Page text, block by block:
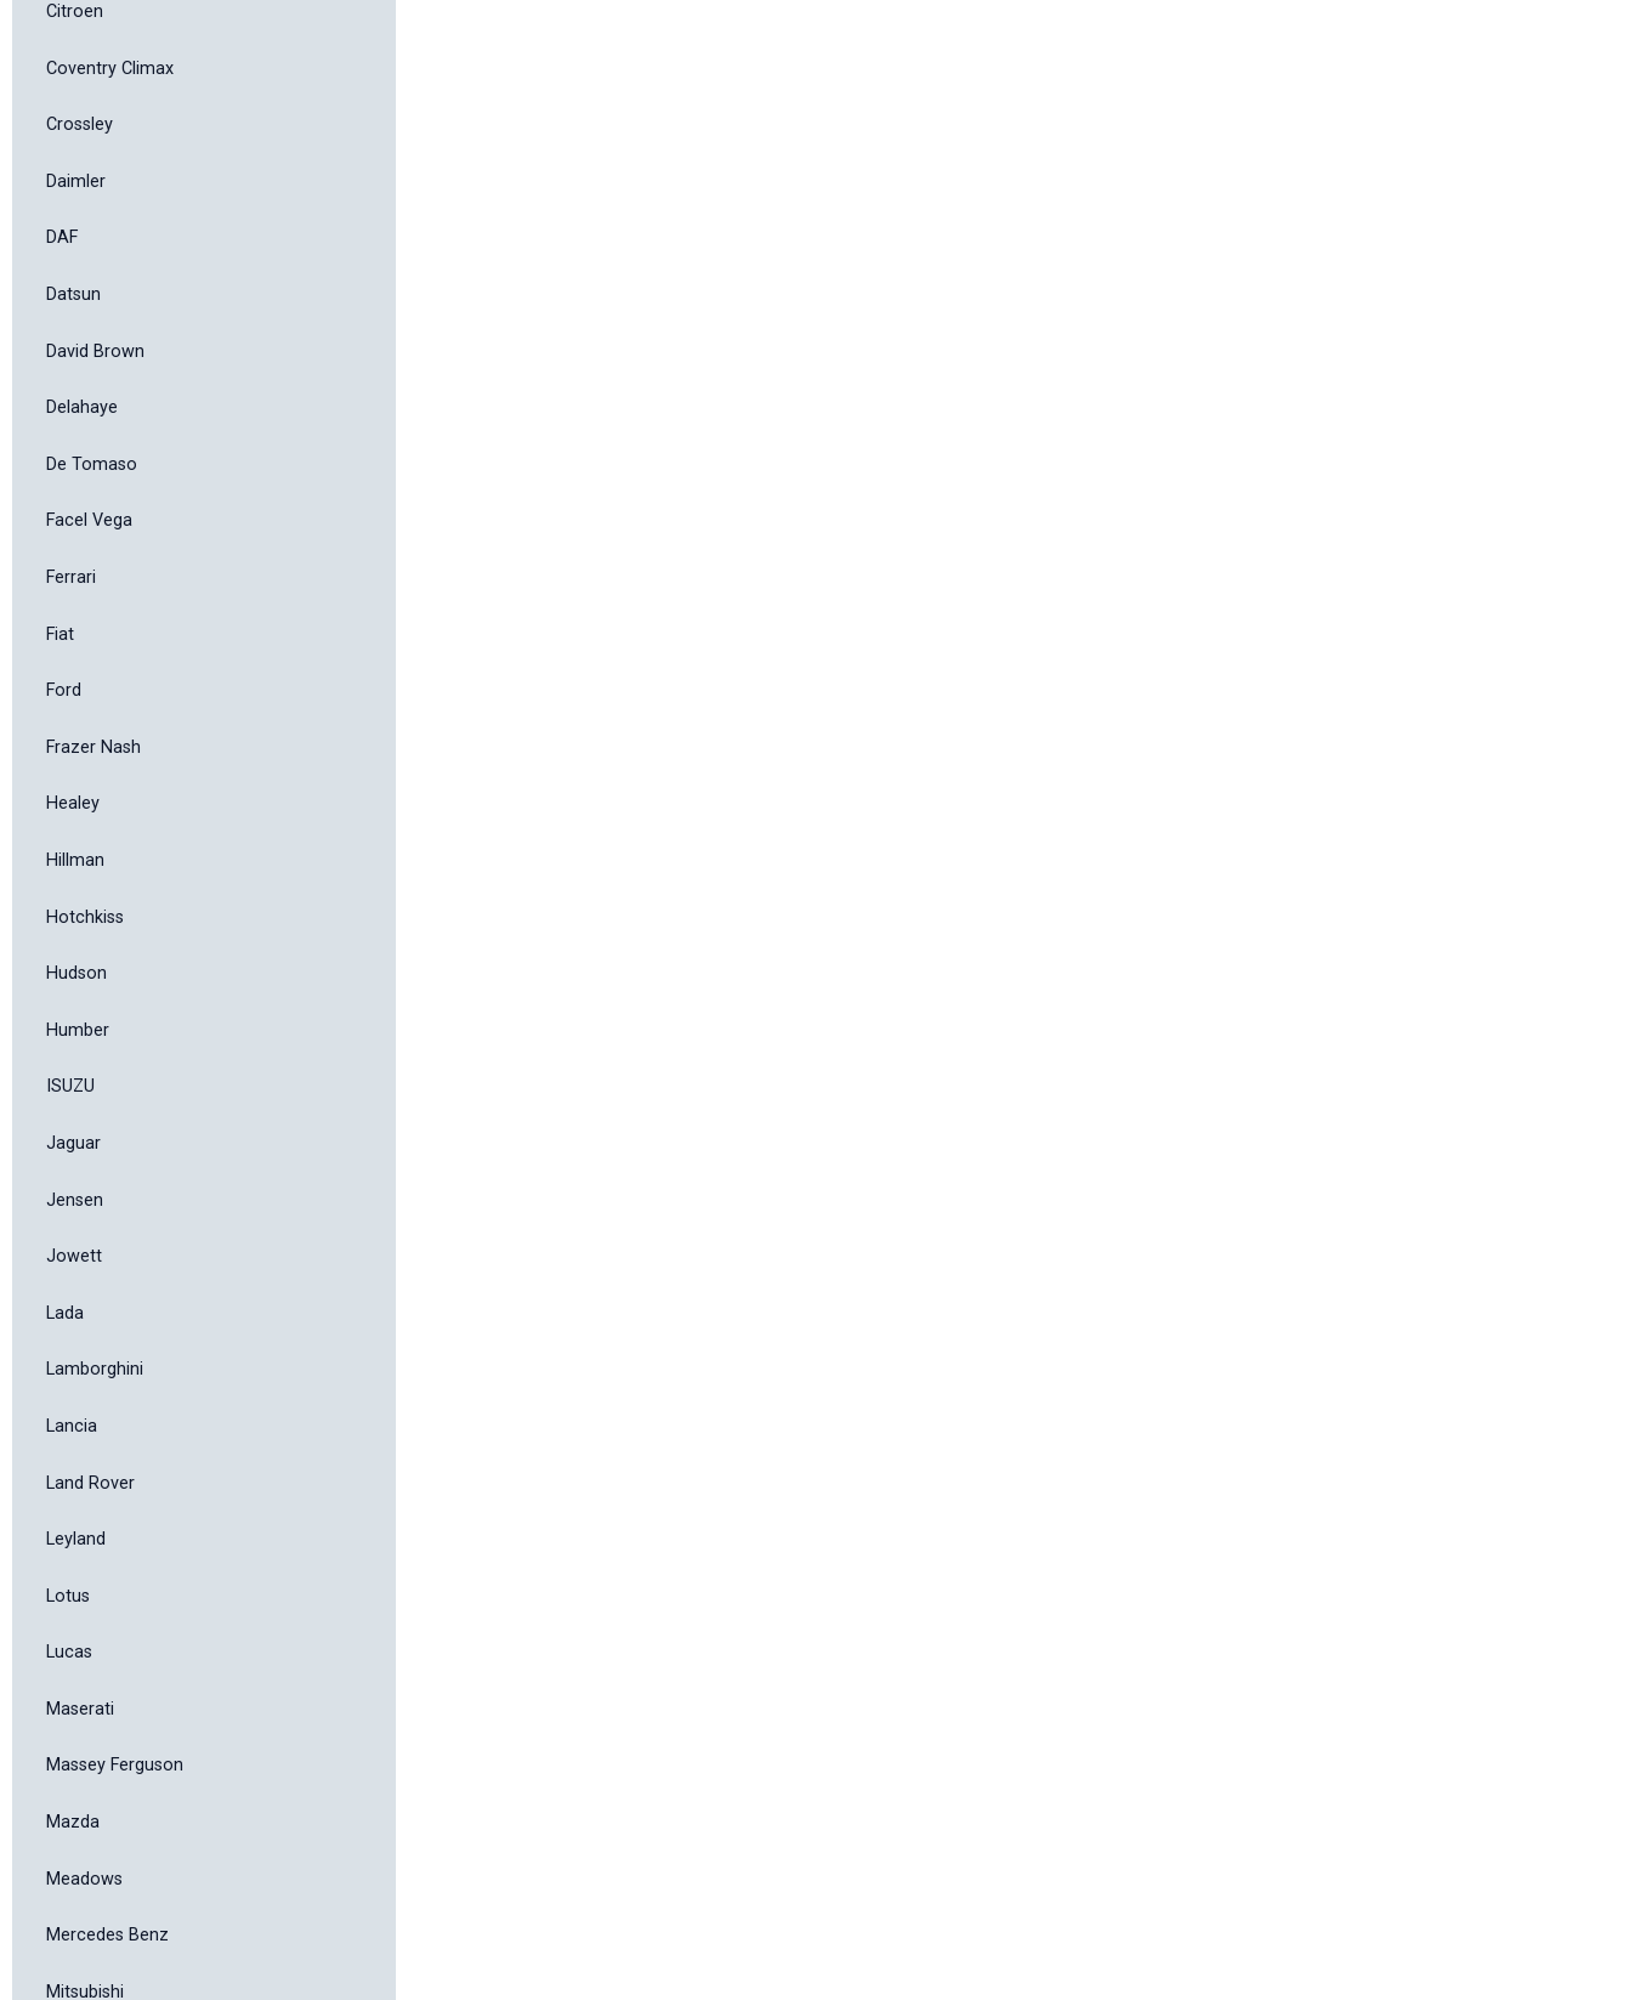
Citroen
Coventry Climax
Crossley
Daimler
DAF
Datsun
David Brown
Delahaye
De Tomaso
Facel Vega
Ferrari
Fiat
Ford
Frazer Nash
Healey
Hillman
Hotchkiss
Hudson
Humber
ISUZU
Jaguar
Jensen
Jowett
Lada
Lamborghini
Lancia
Land Rover
Leyland
Lotus
Lucas
Maserati
Massey Ferguson
Mazda
Meadows
Mercedes Benz
Mitsubishi